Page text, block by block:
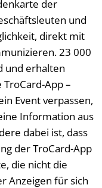
der
und
direkt mit
23 000
und erhalten
App –
Event verpassen,
Information aus
dabei ist, dass
der TroCard-App
die nicht die
Anzeigen für sich